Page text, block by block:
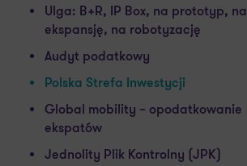
Ulga: B+R, IP Box, na prototyp, na
ekspansję, na robotyzację
Audyt podatkowy
Polska Strefa Inwestycji
Global mobility – opodatkowanie
ekspatów
Jednolity Plik Kontrolny (JPK)